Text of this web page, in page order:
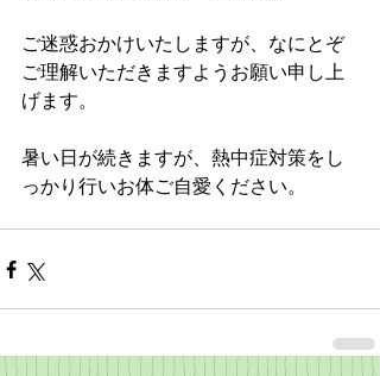
ご迷惑おかけいたしますが、なにとぞ
ご理解いただきますようお願い申し上
げます。
暑い日が続きますが、熱中症対策をし
っかり行いお体ご自愛ください。